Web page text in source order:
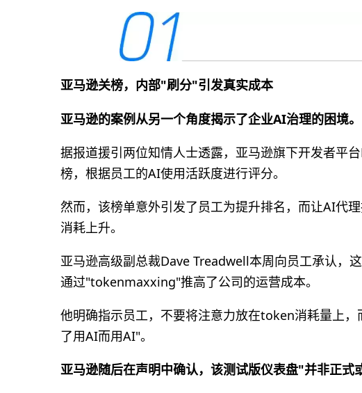
亚马逊关榜，内部"刷分"引发真实成本
亚马逊的案例从另一个角度揭示了企业AI治理的困境。
据报道援引两位知情人士透露，亚马逊旗下开发者平
榜，根据员工的AI使用活跃度进行评分。
然而，该榜单意外引发了员工为提升排名，而让AI代
消耗上升。
亚马逊高级副总裁Dave Treadwell本周向员工承认，
通过"tokenmaxxing"推高了公司的运营成本。
他明确指示员工，不要将注意力放在token消耗量上
了用AI而用AI"。
亚马逊随后在声明中确认，该测试版仪表盘"并非正式